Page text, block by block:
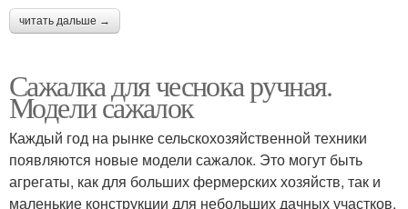
читать дальше →
Сажалка для чеснока ручная.
Модели сажалок
Каждый год на рынке сельскохозяйственной техники
появляются новые модели сажалок. Это могут быть
агрегаты, как для больших фермерских хозяйств, так и
маленькие конструкции для небольших дачных участков.